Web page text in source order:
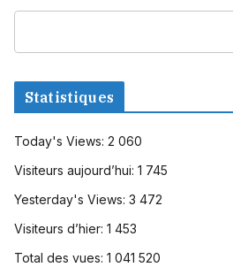
Statistiques
Today's Views: 2 060
Visiteurs aujourd’hui: 1 745
Yesterday's Views: 3 472
Visiteurs d’hier: 1 453
Total des vues: 1 041 520